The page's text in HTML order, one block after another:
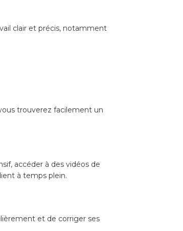
clair et précis, notamment
trouverez facilement un
accéder à des vidéos de
à temps plein.
et de corriger ses